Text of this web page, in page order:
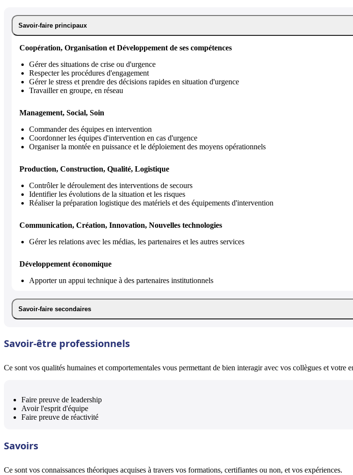
Savoir-faire principaux
Coopération, Organisation et Développement de ses compétences
Gérer des situations de crise ou d'urgence
Respecter les procédures d'engagement
Gérer le stress et prendre des décisions rapides en situation d'urgence
Travailler en groupe, en réseau
Management, Social, Soin
Commander des équipes en intervention
Coordonner les équipes d'intervention en cas d'urgence
Organiser la montée en puissance et le déploiement des moyens opérationnels
Production, Construction, Qualité, Logistique
Contrôler le déroulement des interventions de secours
Identifier les évolutions de la situation et les risques
Réaliser la préparation logistique des matériels et des équipements d'intervention
Communication, Création, Innovation, Nouvelles technologies
Gérer les relations avec les médias, les partenaires et les autres services
Développement économique
Apporter un appui technique à des partenaires institutionnels
Savoir-faire secondaires
Savoir-être professionnels
Ce sont vos qualités humaines et comportementales vous permettant de bien interagir avec vos collègues et votre
Faire preuve de leadership
Avoir l'esprit d'équipe
Faire preuve de réactivité
Savoirs
Ce sont vos connaissances théoriques acquises à travers vos formations, certifiantes ou non, et vos expériences.